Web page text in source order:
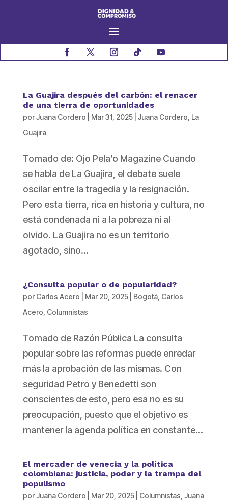
La Guajira después del carbón: el renacer
de una tierra de oportunidades
porJuana Cordero Mar 31, 2025| Juana Cordero La
Guajira
Tomado de: Ojo Pela’o Magazine Cuando
se habla de La Guajira, el debate suele
oscilar entre la tragedia y la resignación.
Pero esta tierra, rica en historia y cultura, no
está condenada ni a la pobreza ni al
olvido. La Guajira no es un territorio
agotado, sino...
¿Consulta popular o de popularidad?
por Carlos Acero Mar 20, 2025| Bogotá, Carlos
Acero Columnistas
Tomado de Razón Pública La consulta
popular sobre las reformas puede enredar
más la aprobación de las mismas. Con
seguridad Petro y Benedetti son
conscientes de esto, pero esa no es su
preocupación, puesto que el objetivo es
mantener la agenda política en constante...
El mercader de venecia y la política
colombiana: justicia, poder y la trampa del
populismo
porJuana Cordero Mar 20, 2025| Columnistas Juana